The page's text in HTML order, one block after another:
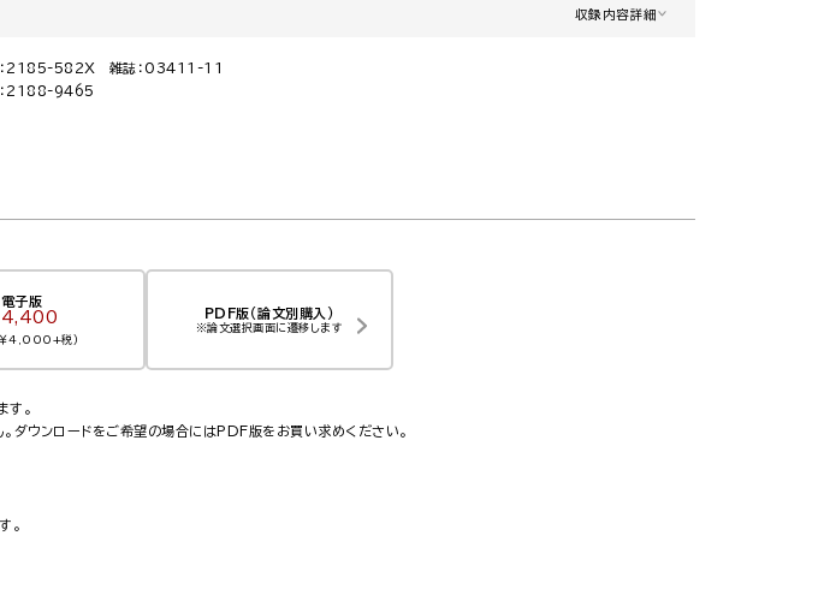
収録内容詳細
2185-582X
雑誌：03411-11
2188-9465
電子版
4,400
￥4,000+税）
PDF版（論文別購入）
※論文選択画面に遷移します
す。
ダウンロードをご希望の場合にはPDF版をお買い求めください。
。